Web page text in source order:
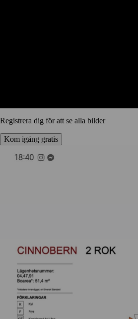
Registrera dig för att se alla bilder
Kom igång gratis